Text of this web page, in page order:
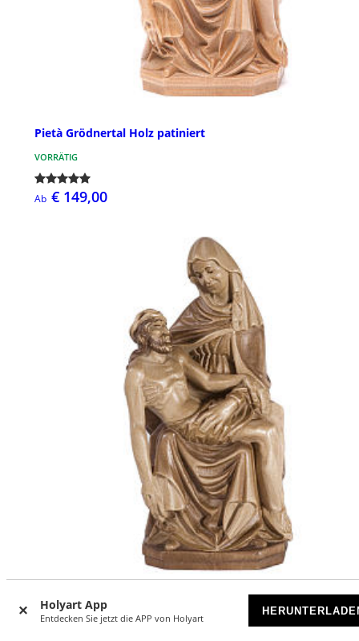
Holyart App
Entdecken Sie jetzt die APP von Holyart
Pietà Grödnertal Holz patiniert
VORRÄTIG
Ab € 149,00
Pietà Grödnertal Ahornholz patiniert
VORRÄTIG